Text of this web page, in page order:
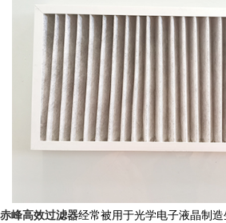
赤峰高效过滤器经常被用于光学电子液晶制